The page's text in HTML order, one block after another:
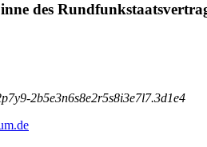
des
p7y9-2b5e3n6s8e2r5s8i3e7l7.3d1e4